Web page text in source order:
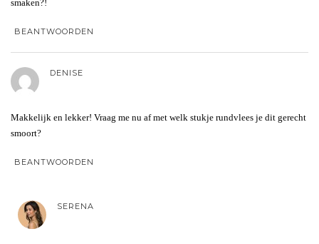
smaken?!
BEANTWOORDEN
DENISE
Makkelijk en lekker! Vraag me nu af met welk stukje rundvlees je dit gerecht
smoort?
BEANTWOORDEN
SERENA